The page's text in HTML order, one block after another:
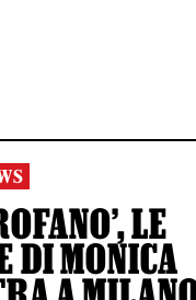
LE
DI MONICA